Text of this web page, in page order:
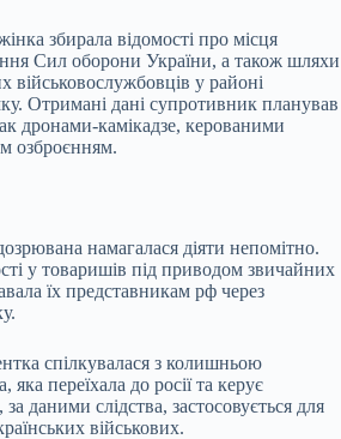
збирала відомості про місця
Сил оборони України, а також шляхи
військовослужбовців у районі
Отримані дані супротивник планував
дронами-камікадзе, керованими
озброєнням.
намагалася діяти непомітно.
у товаришів під приводом звичайних
їх представникам рф через
спілкувалася з колишньою
переїхала до росії та керує
даними слідства, застосовується для
військових.